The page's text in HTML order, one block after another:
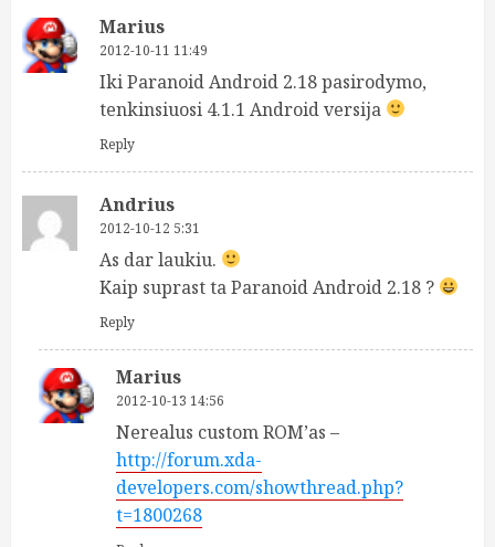
Marius
2012-10-11 11:49
Iki Paranoid Android 2.18 pasirodymo,
tenkinsiuosi 4.1.1 Android versija
Reply
Andrius
2012-10-12 5:31
As dar laukiu.
Kaip suprast ta Paranoid Android 2.18 ?
Reply
Marius
2012-10-13 14:56
Nerealus custom ROM’as –
http://forum.xda-
developers.com/showthread.php?
t=1800268